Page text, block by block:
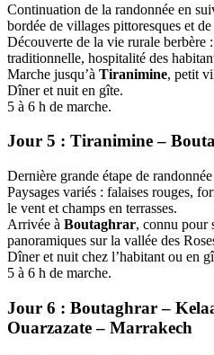
Continuation de la randonnée en
bordée de villages pittoresques et
Découverte de la vie rurale berbère
traditionnelle, hospitalité des
Marche jusqu’à Tiranimine, petit
Dîner et nuit en gîte.
5 à 6 h de marche.
Jour 5 : Tiranimine –
Dernière grande étape de
Paysages variés : falaises rouges,
le vent et champs en terrasses.
Arrivée à Boutaghrar, connu pour
panoramiques sur la vallée des
Dîner et nuit chez l’habitant ou en
5 à 6 h de marche.
Jour 6 : Boutaghrar –
Ouarzazate – Marrakech